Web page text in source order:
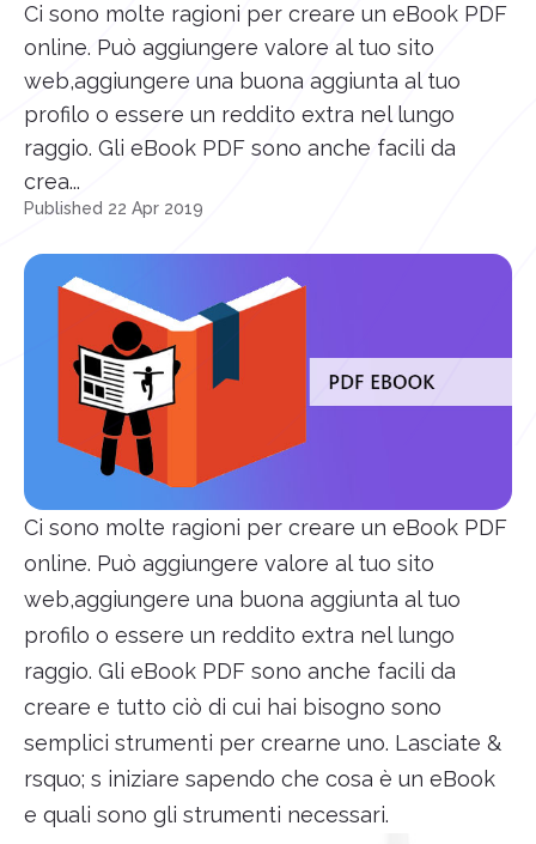
Ci sono molte ragioni per creare un eBook PDF
online. Può aggiungere valore al tuo sito
web,aggiungere una buona aggiunta al tuo
profilo o essere un reddito extra nel lungo
raggio. Gli eBook PDF sono anche facili da
crea...
Published 22 Apr 2019
Ci sono molte ragioni per creare un eBook PDF
online. Può aggiungere valore al tuo sito
web,aggiungere una buona aggiunta al tuo
profilo o essere un reddito extra nel lungo
raggio. Gli eBook PDF sono anche facili da
creare e tutto ciò di cui hai bisogno sono
semplici strumenti per crearne uno. Lasciate &
rsquo; s iniziare sapendo che cosa è un eBook
e quali sono gli strumenti necessari.